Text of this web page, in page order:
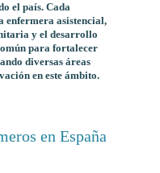
el país. Cada
enfermera asistencial,
y el desarrollo
para fortalecer
diversas áreas
en este ámbito.
en España